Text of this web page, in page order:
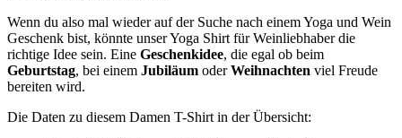
Wenn du also mal wieder auf der Suche nach einem Yoga und Wein
Geschenk bist, könnte unser Yoga Shirt für Weinliebhaber die
richtige Idee sein. Eine Geschenkidee, die egal ob beim
Geburtstag, bei einem Jubiläum oderWeihnachten viel Freude
bereiten wird.
Die Daten zu diesem Damen T-Shirt in der Übersicht: